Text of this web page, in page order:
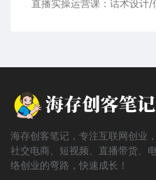
海存创客笔记，专注互联网创业
社交电商、短视频、直播带货、
络创业的弯路，快速成长！